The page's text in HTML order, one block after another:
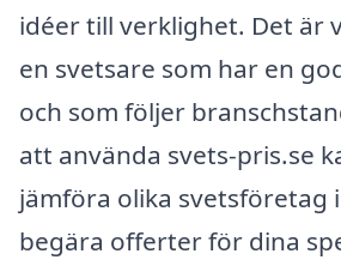
idéer till verklighet. Det är
en svetsare som har en
och som följer
att använda svets-pris.se
jämföra olika svetsföretag
begära offerter för dina